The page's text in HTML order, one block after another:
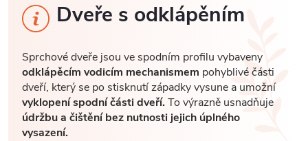
Dveře s odklápěním
Sprchové dveře jsou ve spodním profilu vybaveny
odklápěcím vodicím mechanismem pohyblivé části
dveří, který se po stisknutí západky vysune a umožní
vyklopení spodní části dveří.To výrazně usnadňuje
údržbu a čištění bez nutnosti jejich úplného
vysazení.